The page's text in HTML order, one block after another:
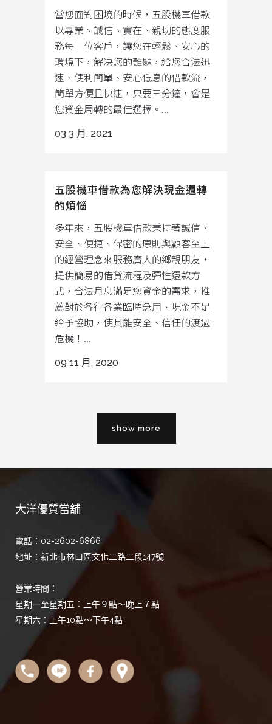
當您面對困境的時候，五股機車借款
以專業、誠信、實在、親切的態度服
務每一位客戶，讓您在輕鬆、安心的
環境下，解决您的難題，給您合法迅
速、便利簡單、安心低息的借款流，
簡單方便且快速，只要三分鐘，會是
您資金周轉的最佳選擇。...
03 3 月, 2021
五股機車借款為您解決現金週轉
的煩惱
多年來，五股機車借款秉持著誠信、
安全、便捷、保密的原則與顧客至上
的經營理念來服務廣大的鄉親朋友，
提供簡易的借貸流程及彈性還款方
式，合法月息滿足您資金的需求，推
薦對於各行各業臨時急用、現金不足
給予協助，使其能安全、信任的渡過
危機！...
09 11 月, 2020
show more
大洋優質當舖
電話：02-2602-6866
地址：新北市林口區文化二路二段147號
營業時間：
星期一至星期五：上午９點～晚上７點
星期六：上午10點～下午4點